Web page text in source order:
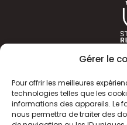
Gérer le
Pour offrir les meilleures
technologies telles que les
informations des appareils. Le
nous permettra de traiter des
ACTUALITÉS